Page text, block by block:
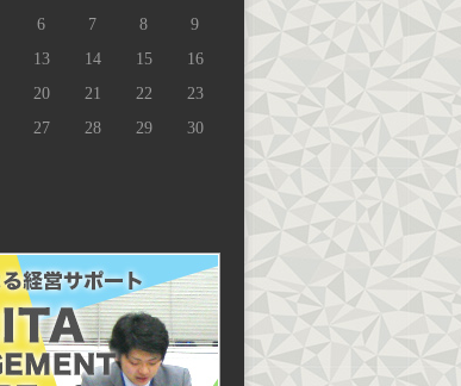
6 7 8
9
13 14 15
16
20 21 22
23
27 28 29
30